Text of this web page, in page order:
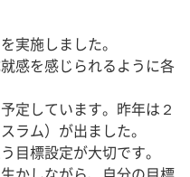
実施しました。
感を感じられるように各
定しています。昨年は２
ラム）が出ました。
目標設定が大切です。